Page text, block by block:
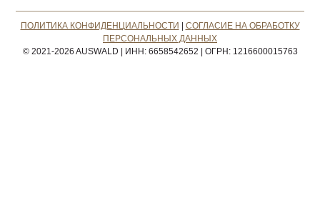
ПОЛИТИКА КОНФИДЕНЦИАЛЬНОСТИ
СОГЛАСИЕ НА ОБРАБОТКУ
ПЕРСОНАЛЬНЫХ ДАННЫХ
© 2021-2026 AUSWALD
ИНН: 6658542652 ОГРН: 1216600015763